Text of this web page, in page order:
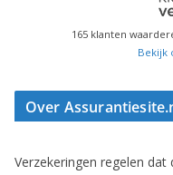
165 klanten
Bekijk
Over
Verzekeringen regelen